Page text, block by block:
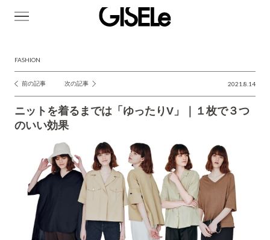
FASHION
投
稿
ナ
前の記事 次の記事 2021.8.14
ニットを着るまでは「ゆったりV」｜１枚で３つ
のいい効果